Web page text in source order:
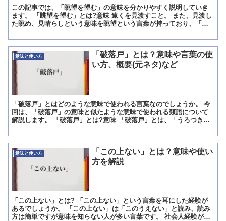
この記事では、「眺望を望む」の意味を分かりやすく説明していき
ます。 「眺望を望む」とは?意味 遠くを見渡すこと。 また、見渡し
た眺め、見晴らしという意味を眺望という言葉が持っており、「眺
意味と使い方
「破落戸」とは？意味や言葉の使
い方、概要(元ネタ)など
「破落戸」とはどのような意味で使われる言葉なのでしょうか。 今
回は、「破落戸」の意味と似たような意味で使われる類語について
解説します。 「破落戸」とは?意味 「破落戸」とは、「うろつきな
意味と使い方
「この上ない」とは？意味や使い
方を解説
「この上ない」とは? 「この上ない」という言葉を耳にした経験が
あるでしょうか。 「この上ない」は「このうえない」と読み、読み
方は簡単ですが意味を知らない人が多い言葉です。 社会人経験があ